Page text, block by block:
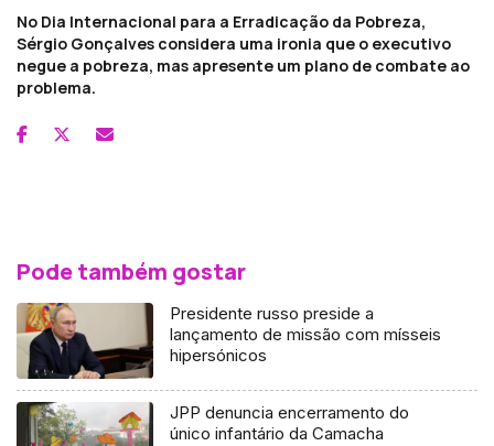
No Dia Internacional para a Erradicação da Pobreza,
Sérgio Gonçalves considera uma ironia que o executivo
negue a pobreza, mas apresente um plano de combate ao
problema.
Pode também gostar
Presidente russo preside a
lançamento de missão com mísseis
hipersónicos
JPP denuncia encerramento do
único infantário da Camacha